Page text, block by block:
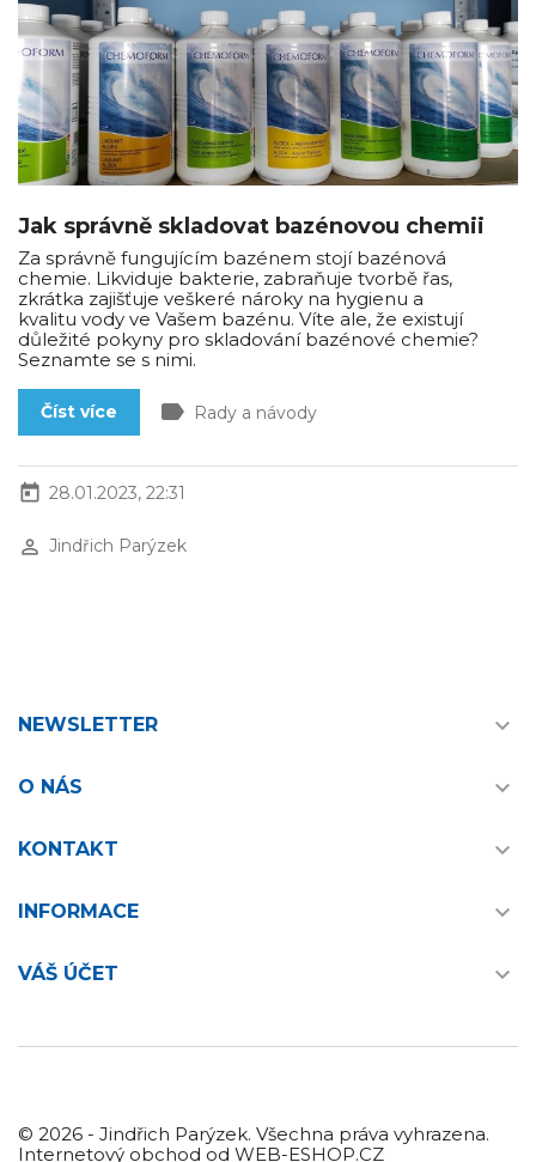
Jak správně skladovat bazénovou chemii
Za správně fungujícím bazénem stojí bazénová
chemie. Likviduje bakterie, zabraňuje tvorbě řas,
zkrátka zajišťuje veškeré nároky na hygienu a
kvalitu vody ve Vašem bazénu. Víte ale, že existují
důležité pokyny pro skladování bazénové chemie?
Seznamte se s nimi.
Číst více label Rady a návody
today 28.01.2023, 22:31
perm_identity Jindřich Parýzek
NEWSLETTER 
O NÁS 
KONTAKT 
INFORMACE 
VÁŠ ÚČET 
© 2026 - Jindřich Parýzek. Všechna práva vyhrazena.
Internetový obchod od WEB-ESHOP.CZ